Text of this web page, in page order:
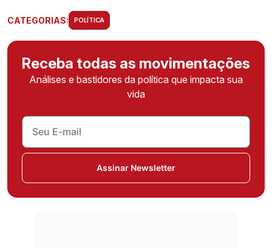
CATEGORIAS: POLÍTICA
Receba todas as movimentações
Análises e bastidores da política que impacta sua
vida
Assinar Newsletter